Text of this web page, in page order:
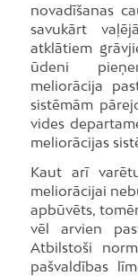
novadīšanas
savukārt
atklātiem
ūdeni
meliorācija
sistēmām
vides
meliorācijas
Kaut arī
meliorācijai
apbūvēts,
vēl arvien
Atbilstoši
pašvaldības